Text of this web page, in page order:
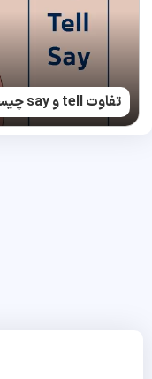
تفاوت tell و say چیست؟